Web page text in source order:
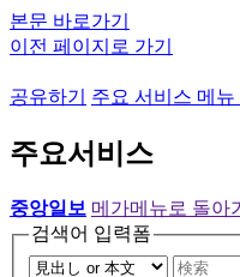
본문 바로가기
이전 페이지로 가기
공유하기 주요 서비스 메뉴
주요서비스
중앙일보 메가메뉴로 돌아
검색어 입력폼